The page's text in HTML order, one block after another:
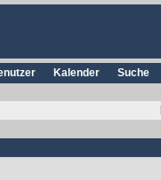
Suche
Kalender